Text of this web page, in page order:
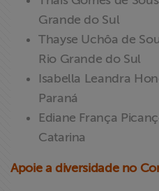
Grande do Sul
Thayse Uchôa de
Rio Grande do Sul
Isabella Leandra
Paraná
Ediane França
Catarina
Apoie a diversidade no